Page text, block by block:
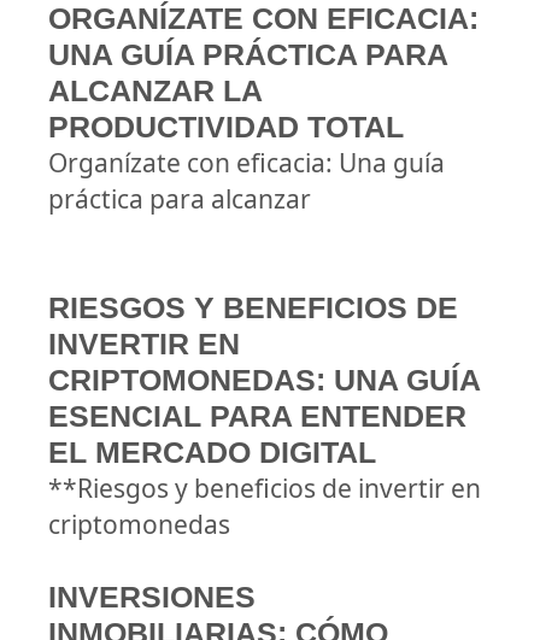
ORGANÍZATE CON EFICACIA:
UNA GUÍA PRÁCTICA PARA
ALCANZAR LA
PRODUCTIVIDAD TOTAL
Organízate con eficacia: Una guía
práctica para alcanzar
RIESGOS Y BENEFICIOS DE
INVERTIR EN
CRIPTOMONEDAS: UNA GUÍA
ESENCIAL PARA ENTENDER
EL MERCADO DIGITAL
**Riesgos y beneficios de invertir en
criptomonedas
INVERSIONES
INMOBILIARIAS: CÓMO